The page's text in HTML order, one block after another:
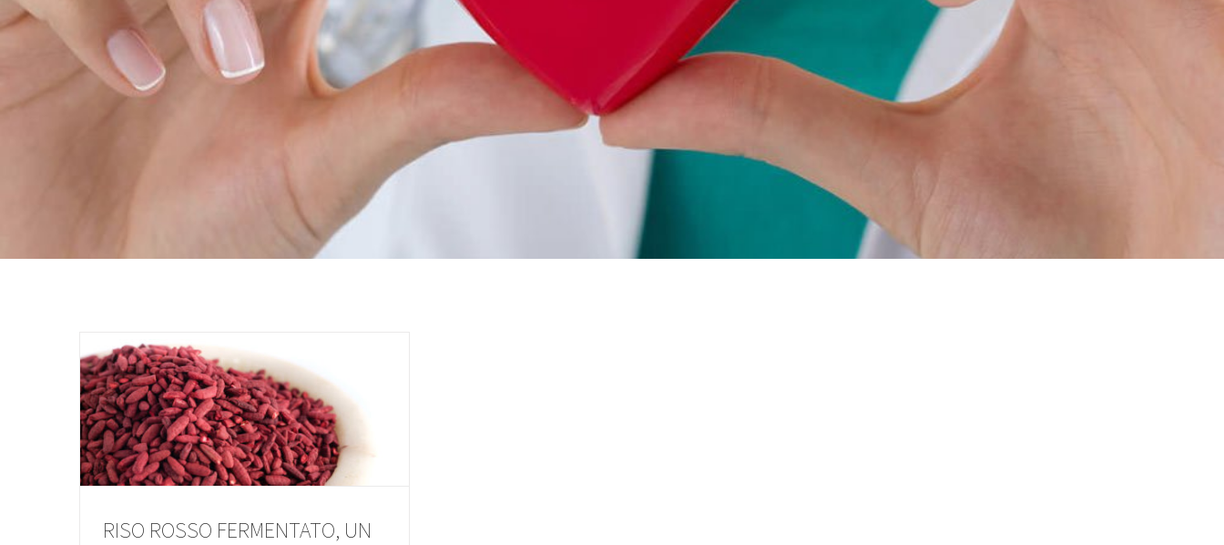
RISO ROSSO FERMENTATO, UN